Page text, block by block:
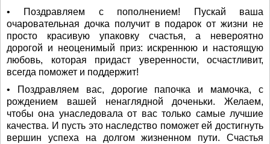
• Поздравляем с пополнением! Пускай ваша
очаровательная дочка получит в подарок от жизни не
просто красивую упаковку счастья, а невероятно
дорогой и неоценимый приз: искреннюю и настоящую
любовь, которая придаст уверенности, осчастливит,
всегда поможет и поддержит!
• Поздравляем вас, дорогие папочка и мамочка, с
рождением вашей ненаглядной доченьки. Желаем,
чтобы она унаследовала от вас только самые лучшие
качества. И пусть это наследство поможет ей достигнуть
вершин успеха на долгом жизненном пути. Счастья